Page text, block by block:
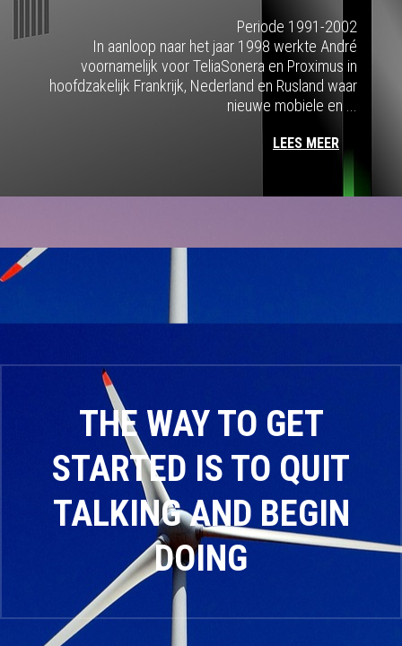
Periode 1991-2002
In aanloop naar het jaar 1998 werkte André
voornamelijk voor TeliaSonera en Proximus in
hoofdzakelijk Frankrijk, Nederland en Rusland waar
nieuwe mobiele en ...
LEES MEER
THE WAY TO GET
STARTED IS TO QUIT
TALKING AND BEGIN
DOING